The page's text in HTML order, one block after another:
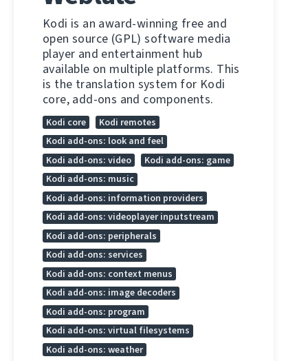
Kodi is an award-winning free and
open source (GPL) software media
player and entertainment hub
available on multiple platforms. This
is the translation system for Kodi
core, add-ons and components.
Kodi core
Kodi remotes
Kodi add-ons: look and feel
Kodi add-ons: video
Kodi add-ons: game
Kodi add-ons: music
Kodi add-ons: information providers
Kodi add-ons: videoplayer inputstream
Kodi add-ons: peripherals
Kodi add-ons: services
Kodi add-ons: context menus
Kodi add-ons: image decoders
Kodi add-ons: program
Kodi add-ons: virtual filesystems
Kodi add-ons: weather